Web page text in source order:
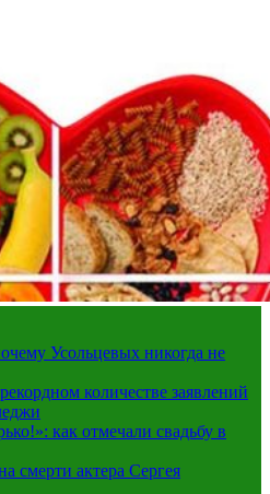
Усольцевых никогда не
количестве заявлений
как отмечали свадьбу в
смерти актера Сергея